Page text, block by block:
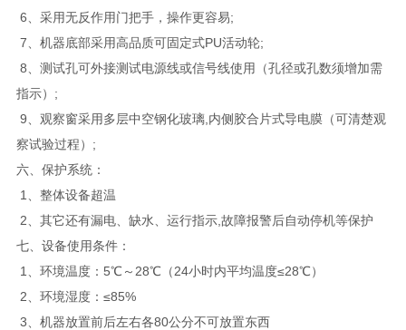
6、采用无反作用门把手，操作更容易;
7、机器底部采用高品质可固定式PU活动轮;
8、测试孔可外接测试电源线或信号线使用（孔径或孔数须增加需
指示）;
9、观察窗采用多层中空钢化玻璃,内侧胶合片式导电膜（可清楚观
察试验过程）;
六、保护系统：
1、整体设备超温
2、其它还有漏电、缺水、运行指示,故障报警后自动停机等保护
七、设备使用条件：
1、环境温度：5℃～28℃（24小时内平均温度≤28℃）
2、环境湿度：≤85%
3、机器放置前后左右各80公分不可放置东西